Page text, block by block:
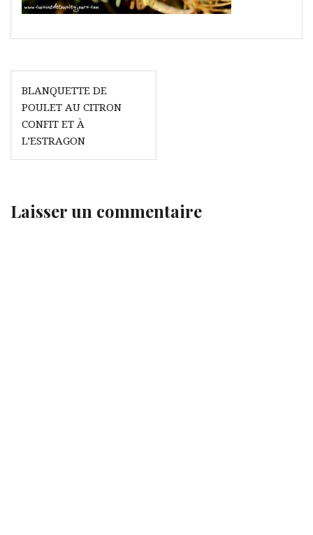
Navigation
de
l’article
BLANQUETTE DE
POULET AU CITRON
CONFIT ET À
L’ESTRAGON
Laisser un commentaire